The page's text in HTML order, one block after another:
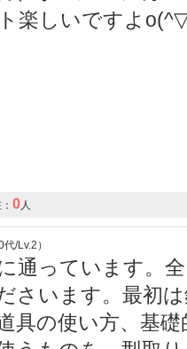
楽しいですよ
0人
/Lv.2）
通っています。
さいます。最初
具の使い方、基